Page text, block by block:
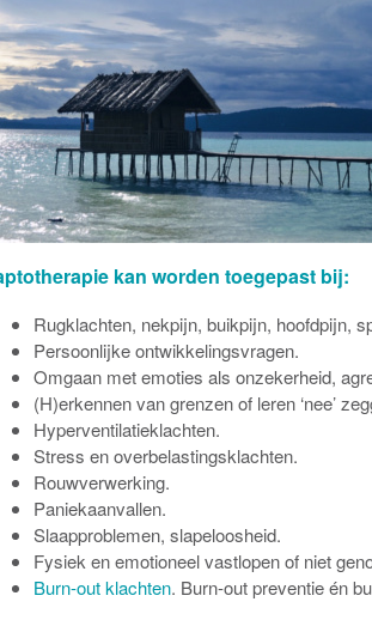
kan worden toegepast bij:
Rugklachten, nekpijn, buikpijn, hoofdpijn,
Persoonlijke ontwikkelingsvragen.
Omgaan met emoties als onzekerheid,
(H)erkennen van grenzen of leren ‘nee’
Hyperventilatieklachten.
Stress en overbelastingsklachten.
Rouwverwerking.
Paniekaanvallen.
Slaapproblemen, slapeloosheid.
Fysiek en emotioneel vastlopen of niet
Burn-out klachten. Burn-out preventie én